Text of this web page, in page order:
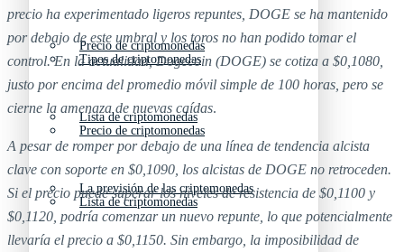
Precio de criptomonedas
Lista de criptomonedas
La previsión de las criptomonedas
Tipos de criptomonedas
Precio de criptomonedas
Lista de criptomonedas
precio ha experimentado ligeros repuntes, DOGE se ha mantenido
por debajo de este umbral y los toros no han podido tomar el
control. En la actualidad, Dogecoin (DOGE) se cotiza a $0,1080,
justo por encima del promedio móvil simple de 100 horas, pero se
cierne la amenaza de nuevas caídas.
A pesar de romper por debajo de una línea de tendencia alcista
clave con soporte en $0,1090, los alcistas de DOGE no retroceden.
Si el precio puede superar los niveles de resistencia de $0,1100 y
$0,1120, podría comenzar un nuevo repunte, lo que potencialmente
llevaría el precio a $0,1150. Sin embargo, la imposibilidad de